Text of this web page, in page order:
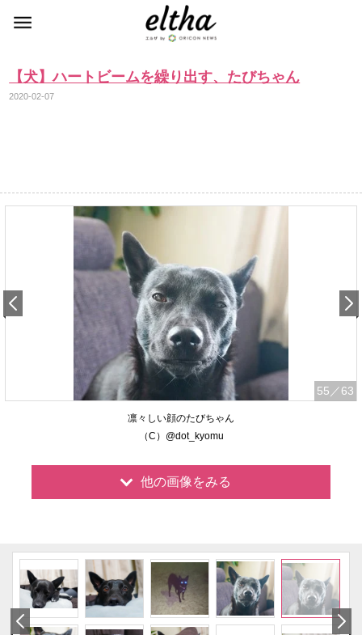
【犬】ハートビームを繰り出す、たびちゃん
2020-02-07
55 ／63
凛々しい顔のたびちゃん
（C）@dot_kyomu
他の画像をみる